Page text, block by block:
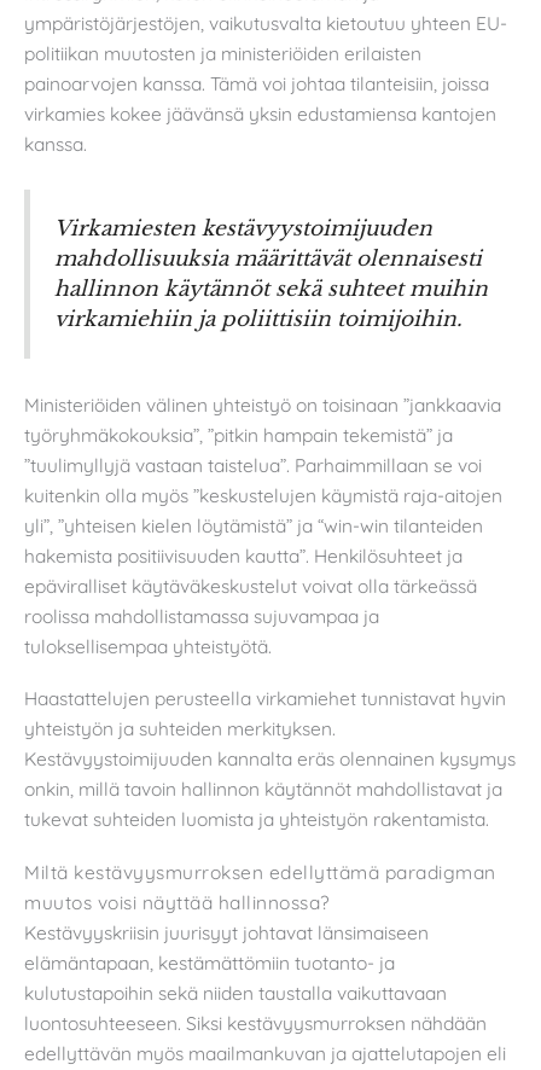
ympäristöjärjestöjen, vaikutusvalta kietoutuu yhteen EU-
politiikan muutosten ja ministeriöiden erilaisten
painoarvojen kanssa. Tämä voi johtaa tilanteisiin, joissa
virkamies kokee jäävänsä yksin edustamiensa kantojen
kanssa.
Virkamiesten kestävyystoimijuuden
mahdollisuuksia määrittävät olennaisesti
hallinnon käytännöt sekä suhteet muihin
virkamiehiin ja poliittisiin toimijoihin.
Ministeriöiden välinen yhteistyö on toisinaan ”jankkaavia
työryhmäkokouksia”, ”pitkin hampain tekemistä” ja
”tuulimyllyjä vastaan taistelua”. Parhaimmillaan se voi
kuitenkin olla myös ”keskustelujen käymistä raja-aitojen
yli”, ”yhteisen kielen löytämistä” ja “win-win tilanteiden
hakemista positiivisuuden kautta”. Henkilösuhteet ja
epäviralliset käytäväkeskustelut voivat olla tärkeässä
roolissa mahdollistamassa sujuvampaa ja
tuloksellisempaa yhteistyötä.
Haastattelujen perusteella virkamiehet tunnistavat hyvin
yhteistyön ja suhteiden merkityksen.
Kestävyystoimijuuden kannalta eräs olennainen kysymys
onkin, millä tavoin hallinnon käytännöt mahdollistavat ja
tukevat suhteiden luomista ja yhteistyön rakentamista.
Miltä kestävyysmurroksen edellyttämä paradigman
muutos voisi näyttää hallinnossa?
Kestävyyskriisin juurisyyt johtavat länsimaiseen
elämäntapaan, kestämättömiin tuotanto- ja
kulutustapoihin sekä niiden taustalla vaikuttavaan
luontosuhteeseen. Siksi kestävyysmurroksen nähdään
edellyttävän myös maailmankuvan ja ajattelutapojen eli